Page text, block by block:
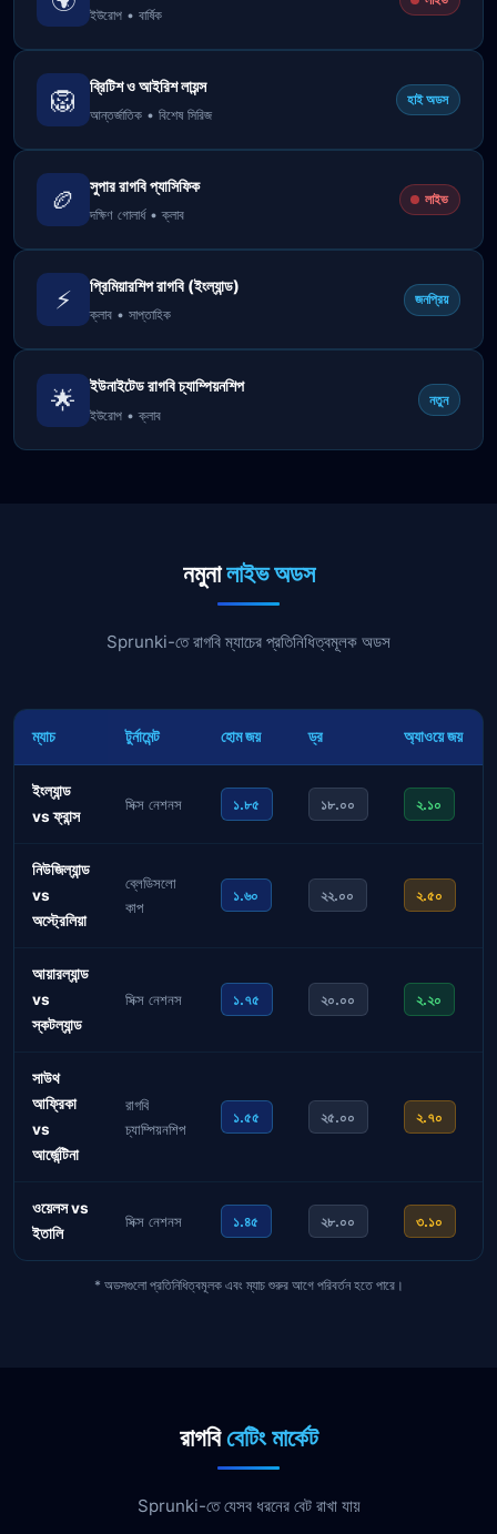
ইউরোপ • বার্ষিক
🦁 ব্রিটিশ ও আইরিশ লায়ন্স
আন্তর্জাতিক • বিশেষ সিরিজ
হাই অডস
🏉 সুপার রাগবি প্যাসিফিক
দক্ষিণ গোলার্ধ • ক্লাব
লাইভ
⚡ প্রিমিয়ারশিপ রাগবি (ইংল্যান্ড)
ক্লাব • সাপ্তাহিক
জনপ্রিয়
🌟 ইউনাইটেড রাগবি চ্যাম্পিয়নশিপ
ইউরোপ • ক্লাব
নতুন
নমুনালাইভ অডস
Sprunki-তে রাগবি ম্যাচের প্রতিনিধিত্বমূলক অডস
ম্যাচ টুর্নামেন্ট হোম জয় ড্র অ্যাওয়ে জয়
ইংল্যান্ড
vs ফ্রান্স
সিক্স নেশনস ১.৮৫ ১৮.০০ ২.১০
নিউজিল্যান্ড
vs
অস্ট্রেলিয়া
ব্লেডিসলো
কাপ
১.৬০ ২২.০০ ২.৫০
আয়ারল্যান্ড
vs
স্কটল্যান্ড
সিক্স নেশনস ১.৭৫ ২০.০০ ২.২০
সাউথ
আফ্রিকা
vs
আর্জেন্টিনা
রাগবি
চ্যাম্পিয়নশিপ
১.৫৫ ২৫.০০ ২.৭০
ওয়েলস vs
ইতালি
সিক্স নেশনস ১.৪৫ ২৮.০০ ৩.১০
* অডসগুলো প্রতিনিধিত্বমূলক এবং ম্যাচ শুরুর আগে পরিবর্তন হতে পারে।
রাগবিবেটিং মার্কেট
Sprunki-তে যেসব ধরনের বেট রাখা যায়